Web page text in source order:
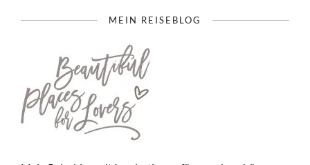
MEIN REISEBLOG